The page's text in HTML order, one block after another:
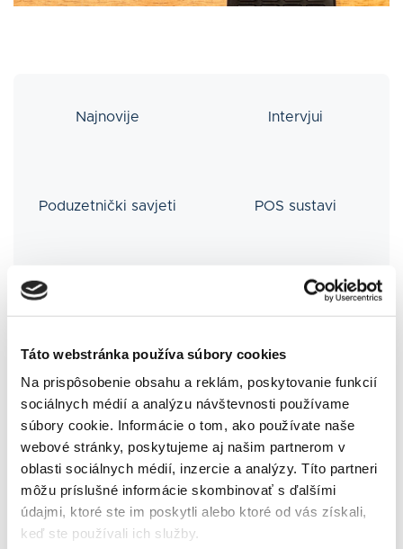
Táto webstránka používa súbory cookies
Na prispôsobenie obsahu a reklám, poskytovanie funkcií
sociálnych médií a analýzu návštevnosti používame
súbory cookie. Informácie o tom, ako používate naše
webové stránky, poskytujeme aj našim partnerom v
oblasti sociálnych médií, inzercie a analýzy. Títo partneri
môžu príslušné informácie skombinovať s ďalšími
údajmi, ktoré ste im poskytli alebo ktoré od vás získali,
keď ste používali ich služby.
Najnovije Intervjui
Poduzetnički savjeti POS sustavi
Besteron News